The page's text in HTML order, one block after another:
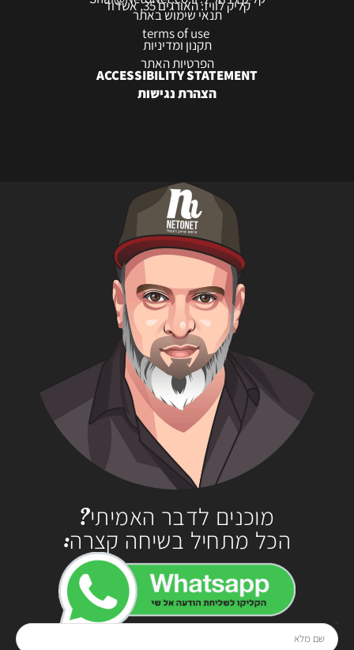
קליק לוויז: האורגים 35, אשדוד
תנאי שימוש באתר
תקנון ומדיניות
הפרטיות האתר
ACCESSIBILITY STATEMENT
הצהרת נגישות
מוכנים לדבר האמיתי?
הכל מתחיל בשיחה קצרה: